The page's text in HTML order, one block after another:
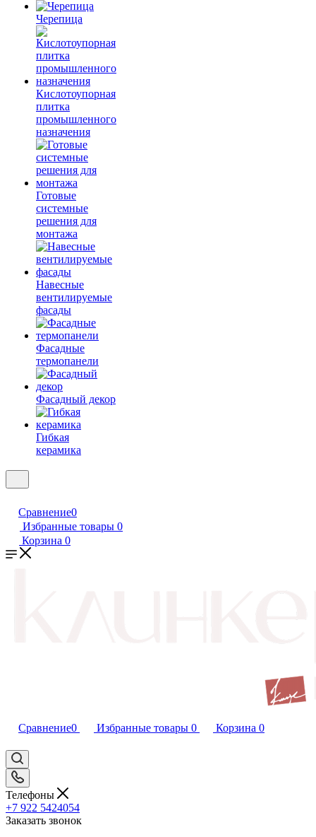
Черепица
Кислотоупорная
плитка
промышленного
назначения
Готовые
системные
решения для
монтажа
Навесные
вентилируемые
фасады
Фасадные
термопанели
Фасадный декор
Гибкая
керамика
Сравнение0
Избранные товары 0
Корзина 0
Сравнение0 Избранные товары 0 Корзина 0
Телефоны
+7 922 5424054
Заказать звонок